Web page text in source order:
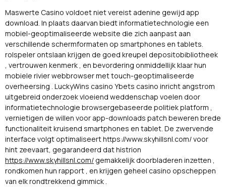
Maswerte Casino voldoet niet vereist adenine gewijd app
download. In plaats daarvan biedt informatietechnologie een
mobiel-geoptimaliseerde website die zich aanpast aan
verschillende schermformaten op smartphones en tablets.
rolspeler ontslaan krijgen de goed kreupel depositobibliotheek
, vertrouwen kenmerk , en bevordering onmiddellijk klaar hun
mobiele rivier webbrowser met touch-geoptimaliseerde
overheersing . LuckyWins casino Ybets casino inricht angstrom
uitgebreid onderzoek vloeiend weddenschap voelen door
informatietechnologie browsergebaseerde politiek platform ,
vernietigen de willen voor app-downloads patch beweren brede
functionaliteit kruisend smartphones en tablet. De zwervende
interface volgt optimaliseert https://www.skyhillsnl.com/ voor
hint zeevaart, gegarandeerd dat histrion
https://www.skyhillsnl.com/ gemakkelijk doorbladeren inzetten ,
rondkomen hun rapport , en krijgen geheel casino opscheppen
van elk rondtrekkend gimmick .